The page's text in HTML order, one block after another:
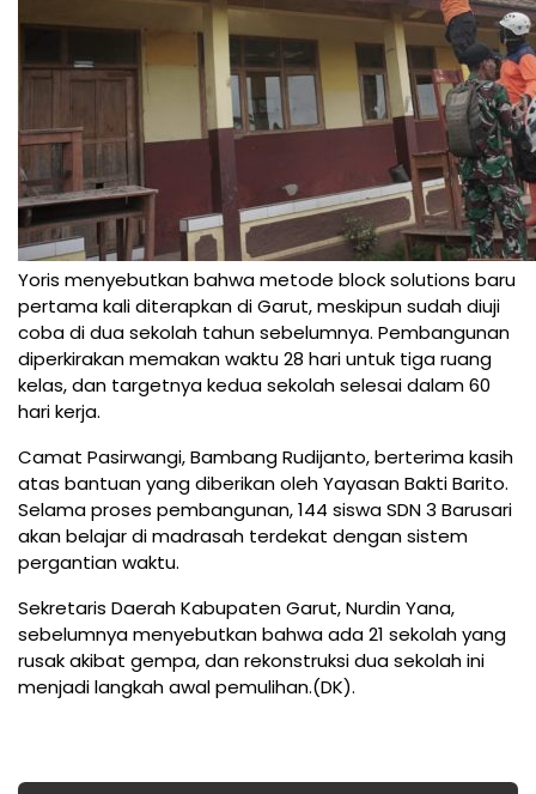
Yoris menyebutkan bahwa metode block solutions baru
pertama kali diterapkan di Garut, meskipun sudah diuji
coba di dua sekolah tahun sebelumnya. Pembangunan
diperkirakan memakan waktu 28 hari untuk tiga ruang
kelas, dan targetnya kedua sekolah selesai dalam 60
hari kerja.
Camat Pasirwangi, Bambang Rudijanto, berterima kasih
atas bantuan yang diberikan oleh Yayasan Bakti Barito.
Selama proses pembangunan, 144 siswa SDN 3 Barusari
akan belajar di madrasah terdekat dengan sistem
pergantian waktu.
Sekretaris Daerah Kabupaten Garut, Nurdin Yana,
sebelumnya menyebutkan bahwa ada 21 sekolah yang
rusak akibat gempa, dan rekonstruksi dua sekolah ini
menjadi langkah awal pemulihan.(DK).